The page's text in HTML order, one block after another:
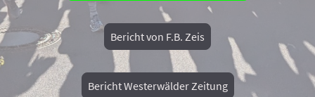
Bericht von F.B. Zeis
Bericht Westerwälder Zeitung